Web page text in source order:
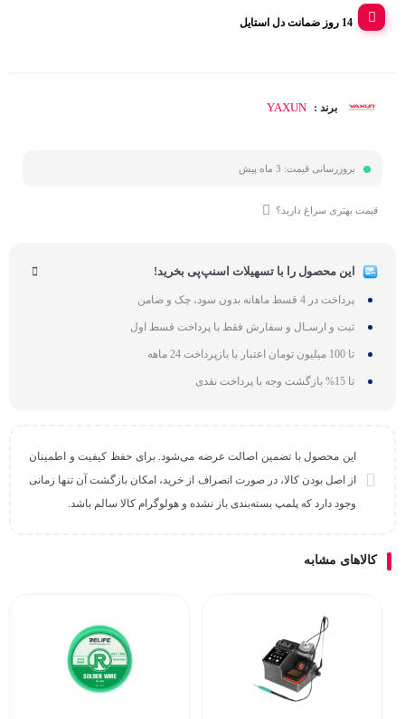
14 روز ضمانت دل استایل
برند : YAXUN
بروزرسانی قیمت: 3 ماه پیش
قیمت بهتری سراغ دارید؟
این محصول را با تسهیلات اسنپ‌پی بخرید!
پرداخت در 4 قسط ماهانه بدون سود، چک و ضامن
ثبت و ارسـال و سفارش فقط با پرداخت قسط اول
تا 100 میلیون تومان اعتبار با بازپرداخت 24 ماهه
تا 15% بازگشت وجه با پرداخت نقدی
این محصول با تضمین اصالت عرضه می‌شود. برای حفظ کیفیت و اطمینان
از اصل بودن کالا، در صورت انصراف از خرید، امکان بازگشت آن تنها زمانی
وجود دارد که پلمپ بسته‌بندی باز نشده و هولوگرام کالا سالم باشد.
کالاهای مشابه